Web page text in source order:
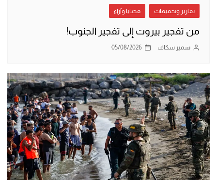
تقارير وتحقيقات قضايا وآراء
من تفجير بيروت إلى تفجير الجنوب!
سمير سكاف 05/08/2026